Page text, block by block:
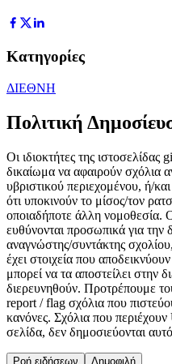
Κατηγορίες
ΔΙΕΘΝΗ
Πολιτική
Οι ιδιοκτήτες της
δικαίωμα να αφαιρούν σχόλια
υβριστικού περιεχομένου, ή/
ότι υποκινούν το μίσος/τον
οποιαδήποτε άλλη νομοθεσία.
ευθύνονται προσωπικά για την
αναγνώστης/συντάκτης
έχει στοιχεία που
μπορεί να τα αποστείλει στην
διερευνηθούν. Προτρέπουμε
report / flag σχόλια που
κανόνες. Σχόλια που
σελίδα, δεν δημοσιεύονται
Ροή ειδήσεων Δημοφιλή